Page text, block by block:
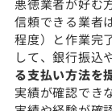
悪徳業者が好む
信頼できる業者
程度）と作業完
して、銀行振込
る支払い方法を
実績が確認でき